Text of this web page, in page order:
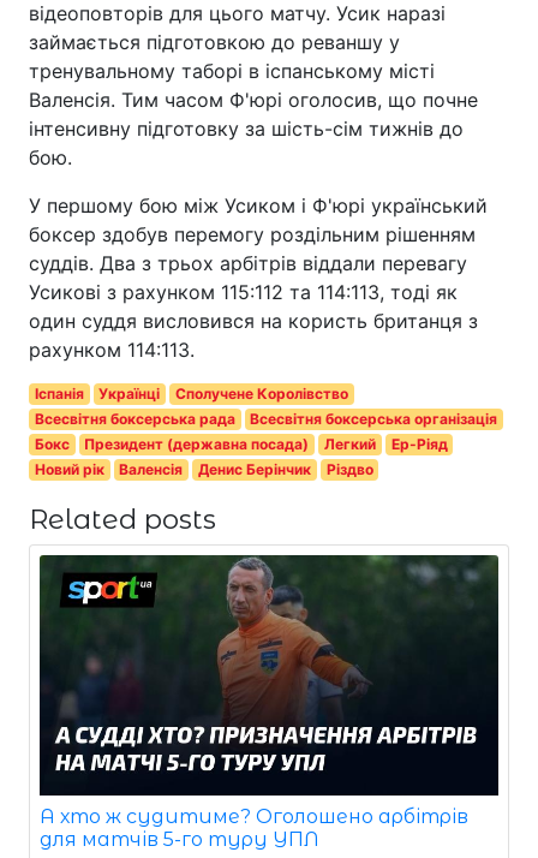
відеоповторів для цього матчу. Усик наразі
займається підготовкою до реваншу у
тренувальному таборі в іспанському місті
Валенсія. Тим часом Ф'юрі оголосив, що почне
інтенсивну підготовку за шість-сім тижнів до
бою.
У першому бою між Усиком і Ф'юрі український
боксер здобув перемогу роздільним рішенням
суддів. Два з трьох арбітрів віддали перевагу
Усикові з рахунком 115:112 та 114:113, тоді як
один суддя висловився на користь британця з
рахунком 114:113.
Іспанія Українці
Сполучене Королівство
Всесвітня боксерська рада
Всесвітня боксерська організація
Бокс
Президент (державна посада) Легкий
Ер-Ріяд
Новий рік
Валенсія Денис Берінчик Різдво
Related posts
А хто ж судитиме? Оголошено арбітрів
для матчів 5-го туру УПЛ